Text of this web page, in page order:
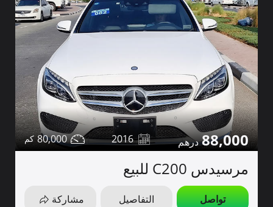
88,000
2016
80,000
مرسيدس C200 للبيع
تواصل التفاصيل مشاركة